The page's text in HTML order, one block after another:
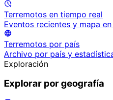
Terremotos en tiempo real
Eventos recientes y mapa
Terremotos por país
Archivo por país y
Exploración
Explorar por geografía